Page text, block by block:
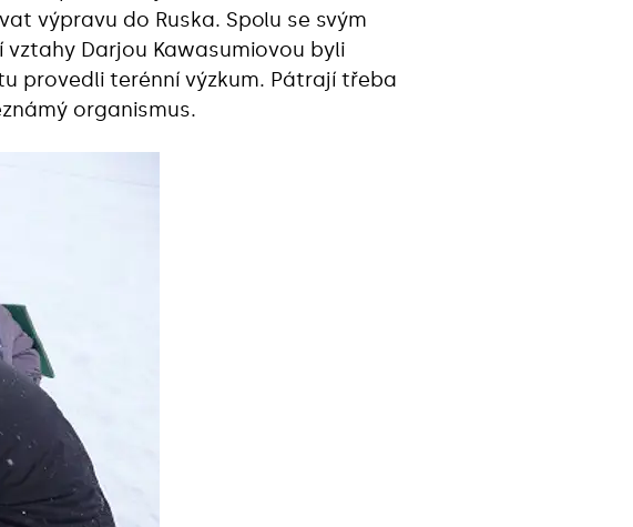
výpravu do Ruska. Spolu se svým
Darjou Kawasumiovou byli
provedli terénní výzkum. Pátrají třeba
organismus.